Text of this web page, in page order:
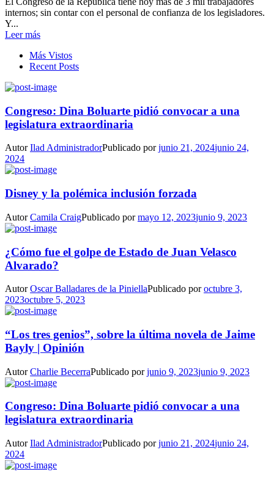
internos; sin contar con el personal de confianza de los legisladores.
Y...
Leer más
Más Vistos
Recent Posts
Congreso: Dina Boluarte pidió convocar a una
legislatura extraordinaria
AutorIlad AdministradorPublicado porjunio 21, 2024junio 24,
2024
Disney y la polémica inclusión forzada
AutorCamila CraigPublicado pormayo 12, 2023junio 9, 2023
¿Cómo fue el golpe de Estado de Juan Velasco
Alvarado?
AutorOscar Balladares de la PiniellaPublicado poroctubre 3,
2023octubre 5, 2023
“Los tres genios”, sobre la última novela de Jaime
Bayly | Opinión
AutorCharlie BecerraPublicado porjunio 9, 2023junio 9, 2023
Congreso: Dina Boluarte pidió convocar a una
legislatura extraordinaria
AutorIlad AdministradorPublicado porjunio 21, 2024junio 24,
2024